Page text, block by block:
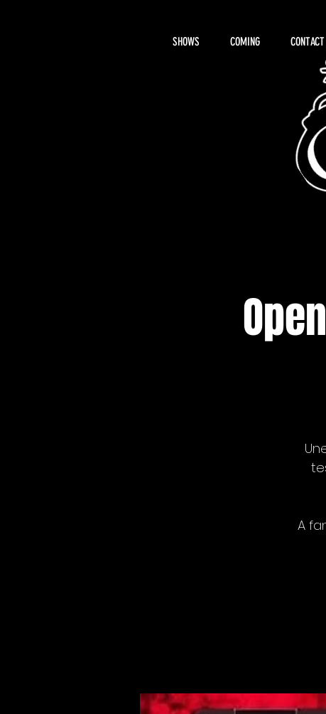
SHOWS COMING
A